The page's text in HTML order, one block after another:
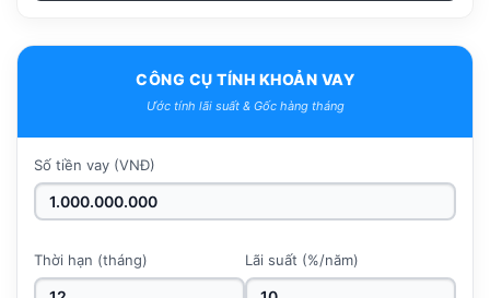
CÔNG CỤ TÍNH KHOẢN VAY
Ước tính lãi suất & Gốc hàng tháng
Số tiền vay (VNĐ)
Thời hạn (tháng) Lãi suất (%/năm)